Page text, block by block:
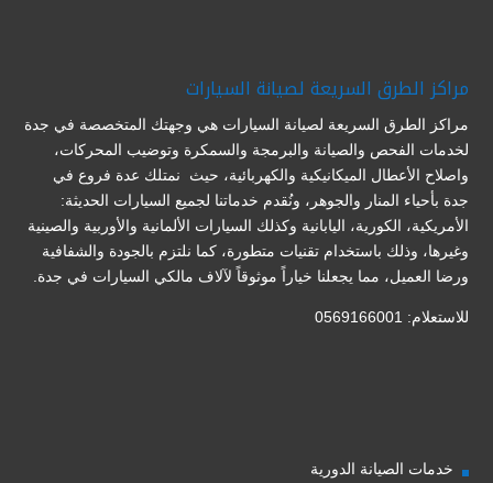
مراكز الطرق السريعة لصيانة السيارات
مراكز الطرق السريعة لصيانة السيارات هي وجهتك المتخصصة في جدة
لخدمات الفحص والصيانة والبرمجة والسمكرة وتوضيب المحركات،
واصلاح الأعطال الميكانيكية والكهربائية، حيث نمتلك عدة فروع في
جدة بأحياء المنار والجوهر، ونُقدم خدماتنا لجميع السيارات الحديثة:
الأمريكية، الكورية، اليابانية وكذلك السيارات الألمانية والأوربية والصينية
وغيرها، وذلك باستخدام تقنيات متطورة، كما نلتزم بالجودة والشفافية
ورضا العميل، مما يجعلنا خياراً موثوقاً لآلاف مالكي السيارات في جدة.
للاستعلام: 0569166001
خدمات الصيانة الدورية